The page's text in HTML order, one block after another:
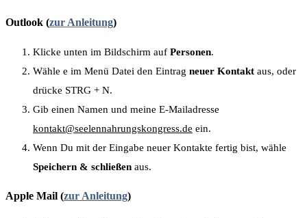
Outlook (zur Anleitung)
Klicke unten im Bildschirm auf Personen.
Wähle e im Menü Datei den Eintrag neuer Kontakt aus, oder
drücke STRG + N.
Gib einen Namen und meine E-Mailadresse
kontakt@seelennahrungskongress.de ein.
Wenn Du mit der Eingabe neuer Kontakte fertig bist, wähle
Speichern & schließen aus.
Apple Mail (zur Anleitung)